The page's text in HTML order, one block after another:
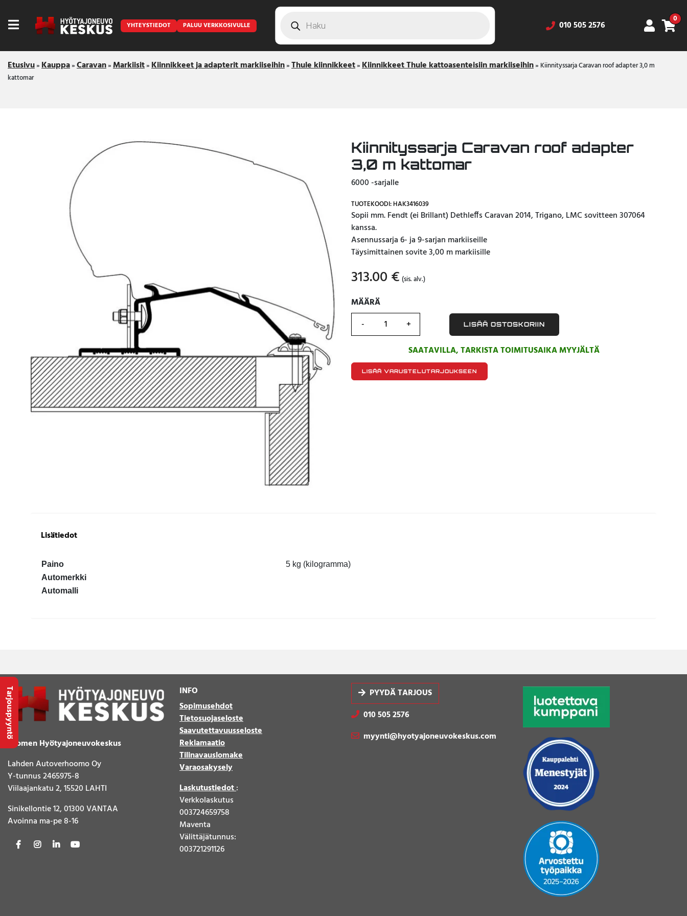
Keraamiset pinnoitukset
LED lisävalot ja majakat
Lava-autojen tuotteet
Pakettiautotuotteet
YHTEYSTIEDOT PALUU VERKKOSIVULLE search 010 505 2576
0
Etusivu»Kauppa»Caravan»Markiisit»Kiinnikkeet ja adapterit markiiseihin»Thule kiinnikkeet»Kiinnikkeet Thule kattoasenteisiin markiiseihin» Kiinnityssarja Caravan roof adapter 3,0 m
kattomar
Kiinnityssarja Caravan roof adapter
3,0 m kattomar
6000 -sarjalle
TUOTEKOODI: HAK3416039
Sopii mm. Fendt (ei Brillant) Dethleffs Caravan 2014, Trigano, LMC sovitteen 307064
kanssa.
Asennussarja 6- ja 9-sarjan markiiseille
Täysimittainen sovite 3,00 m markiisille
313.00 € (sis. alv.)
MÄÄRÄ
MÄÄRÄ
LISÄÄ OSTOSKORIIN
SAATAVILLA, TARKISTA TOIMITUSAIKA MYYJÄLTÄ
LISÄÄ VARUSTELUTARJOUKSEEN
Lisätiedot
Paino
5 kg (kilogramma)
Automerkki
Automalli
Suomen Hyötyajoneuvokeskus
Lahden Autoverhoomo Oy
Y-tunnus 2465975-8
Viilaajankatu 2, 15520 LAHTI
Sinikellontie 12, 01300 VANTAA
Avoinna ma-pe 8-16
INFO
Sopimusehdot
Tietosuojaseloste
Saavutettavuusseloste
Reklamaatio
Tilinavauslomake
Varaosakysely
Laskutustiedot:
Verkkolaskutus
003724659758
Maventa
Välittäjätunnus:
003721291126
PYYDÄ TARJOUS
010 505 2576
myynti@hyotyajoneuvokeskus.com
Tarjouspyyntö